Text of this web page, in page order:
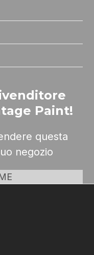
Paint!
questa
negozio